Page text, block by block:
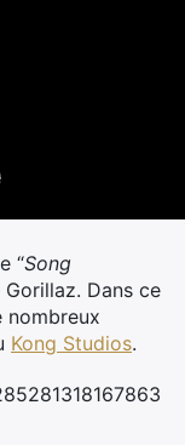
“Song
Dans ce
nombreux
Kong Studios.